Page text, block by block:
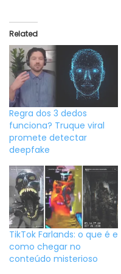
Related
Regra dos 3 dedos
funciona? Truque viral
promete detectar
deepfake
TikTok Farlands: o que é e
como chegar no
conteúdo misterioso